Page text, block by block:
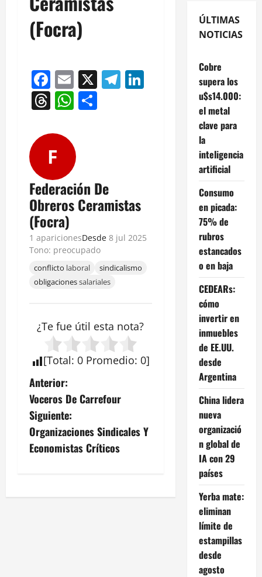
(Focra)
Facebook
Email
X Telegram
LinkedIn
Threads
WhatsApp
F
Federación De
Obreros Ceramistas
(Focra)
1 aparicionesDesde 8 jul 2025
Tono: preocupado
conflicto laboral
sindicalismo
obligacionessalariales
¿Te fue útil esta nota?
[Total: 0 Promedio: 0]
N
a
v
e
Anterior:
Voceros De Carrefour
Siguiente:
Organizaciones Sindicales Y
Economistas Críticos
ÚLTIMAS
NOTICIAS
Cobre
supera los
u$s14.000:
el metal
clave para
la
inteligencia
artificial
Consumo
en picada:
75% de
rubros
estancados
o en baja
CEDEARs:
cómo
invertir en
inmuebles
de EE.UU.
desde
Argentina
China lidera
nueva
organizació
n global de
IA con 29
países
Yerba mate:
eliminan
límite de
estampillas
desde
agosto